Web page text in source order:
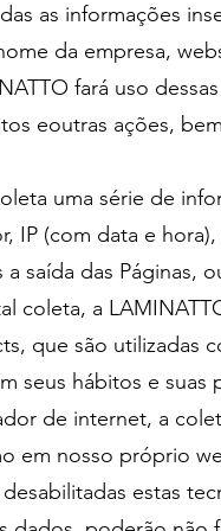
as informações
da empresa,
fará uso
eoutras ações,
uma série de
IP (com data e
saída das Páginas,
coleta, a
que são utilizadas
seus hábitos e suas
de internet, a
em nosso próprio
estas